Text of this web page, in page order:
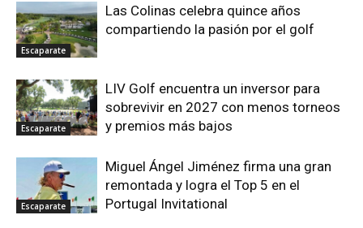
Escaparate
Las Colinas celebra quince años
compartiendo la pasión por el golf
Escaparate
LIV Golf encuentra un inversor para
sobrevivir en 2027 con menos torneos
y premios más bajos
Escaparate
Miguel Ángel Jiménez firma una gran
remontada y logra el Top 5 en el
Portugal Invitational